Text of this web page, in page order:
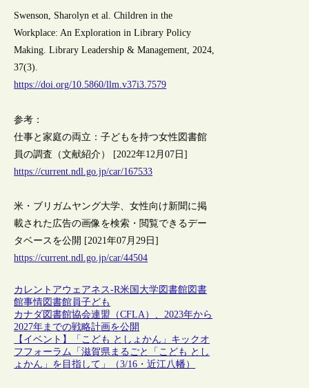
Swenson, Sharolyn et al. Children in the
Workplace: An Exploration in Library Policy
Making. Library Leadership & Management, 2024,
37(3).
https://doi.org/10.5860/llm.v37i3.7579
参考：
仕事と家庭の両立：子どもを持つ女性図書館
員の調査（文献紹介） [2022年12月07日]
https://current.ndl.go.jp/car/167533
米・ブリガムヤング大学、女性向け新聞に掲
載された広告の画像を検索・閲覧できるデー
タベースを公開 [2021年07月29日]
https://current.ndl.go.jp/car/44504
カレントアウェアネス-R米国 大学図書館図書
館事情図書館員子ども
カナダ図書館協会連盟（CFLA）、2023年から
2027年までの戦略計画を公開
【イベント】「こども としょかん」キックオ
フフォーラム「滋賀県まるごと「こども とし
ょかん」を目指して」（3/16・近江八幡）